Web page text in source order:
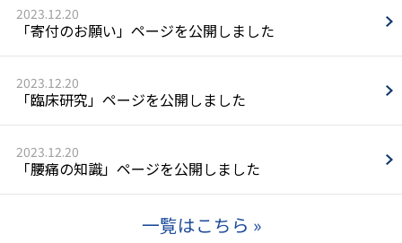
2023.12.20
「寄付のお願い」ページを公開しました
2023.12.20
「臨床研究」ページを公開しました
2023.12.20
「腰痛の知識」ページを公開しました
一覧はこちら »